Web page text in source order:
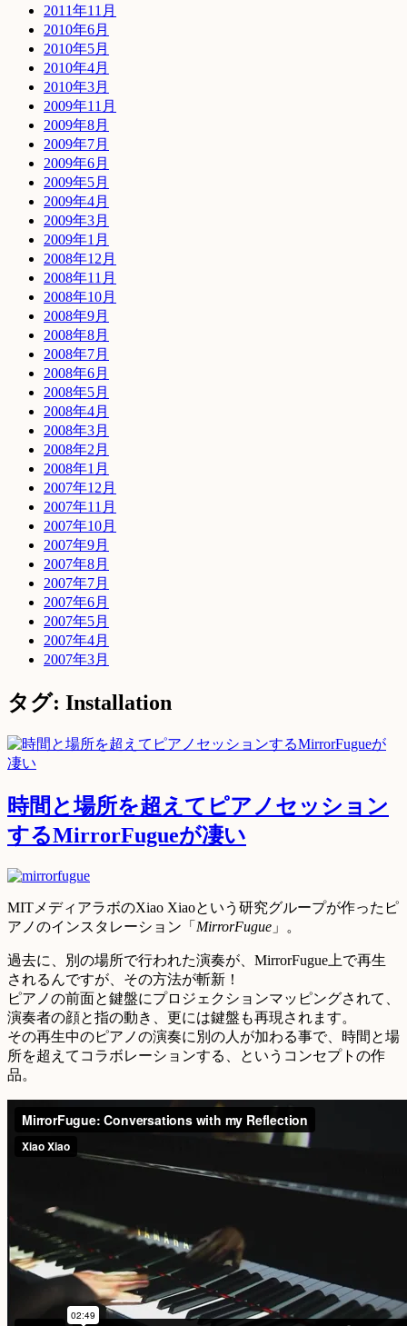
2011年11月
2010年6月
2010年5月
2010年4月
2010年3月
2009年11月
2009年8月
2009年7月
2009年6月
2009年5月
2009年4月
2009年3月
2009年1月
2008年12月
2008年11月
2008年10月
2008年9月
2008年8月
2008年7月
2008年6月
2008年5月
2008年4月
2008年3月
2008年2月
2008年1月
2007年12月
2007年11月
2007年10月
2007年9月
2007年8月
2007年7月
2007年6月
2007年5月
2007年4月
2007年3月
タグ: Installation
時間と場所を超えてピアノセッション
するMirrorFugueが凄い
MITメディアラボのXiao Xiaoという研究グループが作ったピ
アノのインスタレーション「 MirrorFugue 」。
過去に、別の場所で行われた演奏が、MirrorFugue上で再生
されるんですが、その方法が斬新！
ピアノの前面と鍵盤にプロジェクションマッピングされて、
演奏者の顔と指の動き、更には鍵盤も再現されます。
その再生中のピアノの演奏に別の人が加わる事で、時間と場
所を超えてコラボレーションする、というコンセプトの作
品。